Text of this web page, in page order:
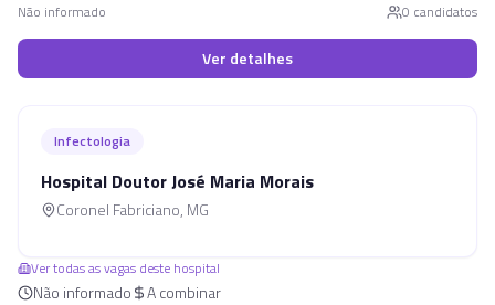
Não informado 0 candidatos
Ver detalhes
Infectologia
Hospital Doutor José Maria Morais
Coronel Fabriciano, MG
Ver todas as vagas deste hospital
Não informado A combinar